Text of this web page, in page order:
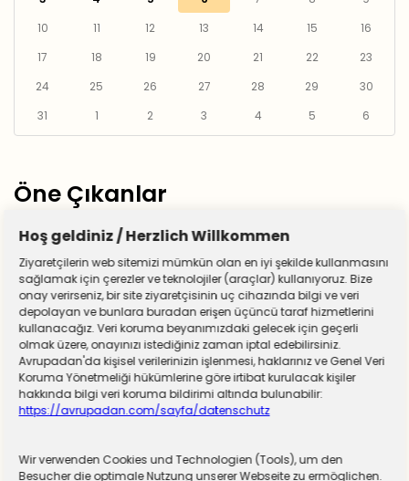
10
11 12 13 14 15
16
17
18 19 20 21 22
23
24
25 26 27 28 29
30
31
1 2 3 4 5 6
Öne Çıkanlar
Almanya zorunlu askerliğe hazırlanıyor! Sivil
Hoş geldiniz / Herzlich Willkommen
Ziyaretçilerin web sitemizi mümkün olan en iyi şekilde kullanmasını
sağlamak için çerezler ve teknolojiler (araçlar) kullanıyoruz. Bize
onay verirseniz, bir site ziyaretçisinin uç cihazında bilgi ve veri
depolayan ve bunlara buradan erişen üçüncü taraf hizmetlerini
kullanacağız. Veri koruma beyanımızdaki gelecek için geçerli
olmak üzere, onayınızı istediğiniz zaman iptal edebilirsiniz.
Avrupadan'da kişisel verilerinizin işlenmesi, haklarınız ve Genel Veri
Koruma Yönetmeliği hükümlerine göre irtibat kurulacak kişiler
hakkında bilgi veri koruma bildirimi altında bulunabilir:
https://avrupadan.com/sayfa/datenschutz
Wir verwenden Cookies und Technologien (Tools), um den
Besucher die optimale Nutzung unserer Webseite zu ermöglichen.